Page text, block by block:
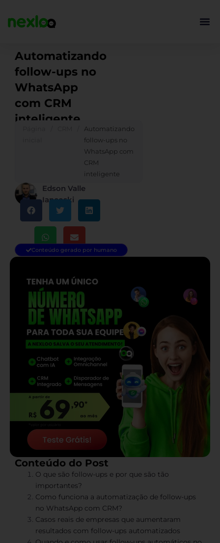
para
Automatizando
follow-ups no
WhatsApp
com CRM
inteligente
Automatizando
follow-ups no
WhatsApp com
CRM
inteligente
Edson Valle
Iancoski
Conteúdo gerado por humano
Conteúdo do Post
O que são follow-ups e por que são tão
importantes?
Como funciona a automatização de follow-ups
no WhatsApp com CRM?
Casos reais de empresas que aumentaram
resultados com follow-ups automatizados